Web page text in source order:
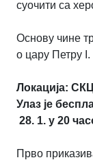
суочити са
Основу чине
о цару Петру I.
Локација:
Улаз je
28. 1. у 20
Прво